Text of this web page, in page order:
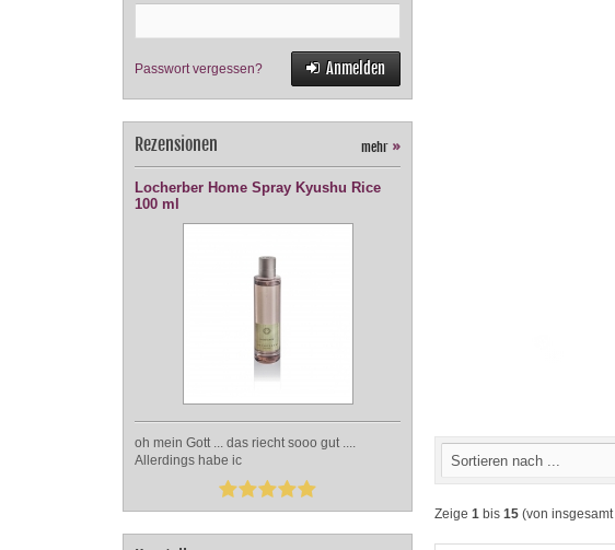
Sortieren nach ...
Zeige 1 bis 15 (von insgesamt
Passwort vergessen? Anmelden
Rezensionen mehr »
Locherber Home Spray Kyushu Rice
100 ml
oh mein Gott ... das riecht sooo gut ....
Allerdings habe ic